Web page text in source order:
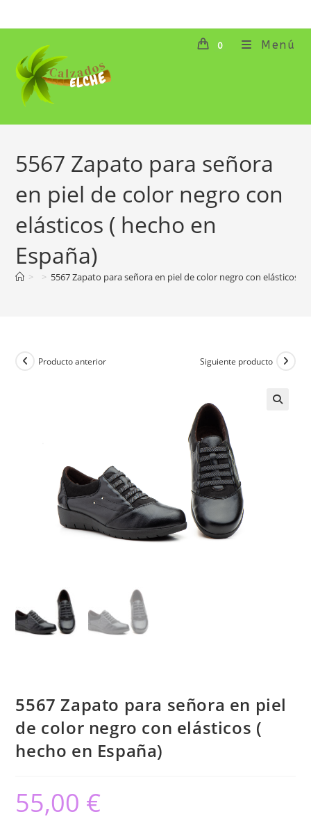
al
contenido
0 Menú
5567 Zapato para señora
en piel de color negro con
elásticos ( hecho en
España)
> > 5567 Zapato para señora en piel de color negro con elásticos (
Producto anterior Siguiente producto
5567 Zapato para señora en piel
de color negro con elásticos (
hecho en España)
55,00 €